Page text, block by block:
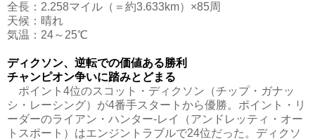
全長：2.258マイル（＝約3.633km）×85周
天候：晴れ
気温：24～25℃
ディクソン、逆転での価値ある勝利
チャンピオン争いに踏みとどまる
ポイント4位のスコット・ディクソン（チップ・ガナッ
シ・レーシング）が4番手スタートから優勝。ポイント・リ
ーダーのライアン・ハンター-レイ（アンドレッティ・オー
トスポート）はエンジントラブルで24位だった。ディクソ